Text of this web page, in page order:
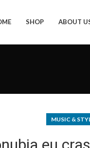
SHOP ABOUT
MUSIC &